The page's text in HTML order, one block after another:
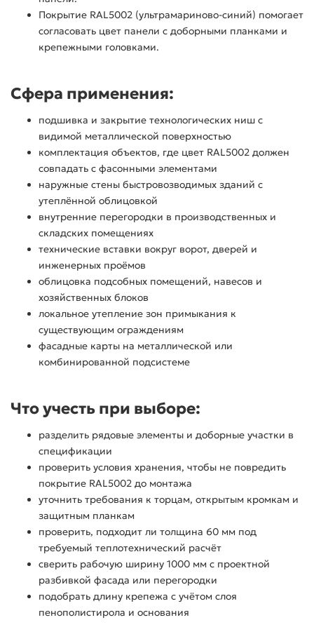
Покрытие RAL5002 (ультрамариново-синий) помогает
согласовать цвет панели с доборными планками и
крепежными головками.
Сфера применения:
подшивка и закрытие технологических ниш с
видимой металлической поверхностью
комплектация объектов, где цвет RAL5002 должен
совпадать с фасонными элементами
наружные стены быстровозводимых зданий с
утеплённой облицовкой
внутренние перегородки в производственных и
складских помещениях
технические вставки вокруг ворот, дверей и
инженерных проёмов
облицовка подсобных помещений, навесов и
хозяйственных блоков
локальное утепление зон примыкания к
существующим ограждениям
фасадные карты на металлической или
комбинированной подсистеме
Что учесть при выборе:
разделить рядовые элементы и доборные участки в
спецификации
проверить условия хранения, чтобы не повредить
покрытие RAL5002 до монтажа
уточнить требования к торцам, открытым кромкам и
защитным планкам
проверить, подходит ли толщина 60 мм под
требуемый теплотехнический расчёт
сверить рабочую ширину 1000 мм с проектной
разбивкой фасада или перегородки
подобрать длину крепежа с учётом слоя
пенополистирола и основания